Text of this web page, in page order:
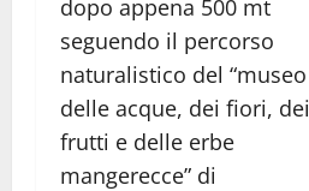
dopo appena 500 mt
seguendo il percorso
naturalistico del “museo
delle acque, dei fiori, dei
frutti e delle erbe
mangerecce” di